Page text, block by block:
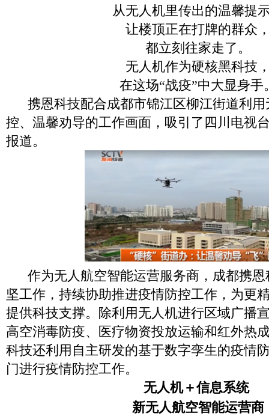
从无人机里传出的温馨提
让楼顶正在打牌的群众
都立刻往家走了。
无人机作为硬核黑科技
在这场“战疫”中大显身手
携恩科技配合成都市锦江区柳江街道利用
控、温馨劝导的工作画面，吸引了四川电视
报道。
作为无人航空智能运营服务商，成都携恩
坚工作，持续协助推进疫情防控工作，为更
提供科技支撑。除利用无人机进行区域广播
高空消毒防疫、医疗物资投放运输和红外热
科技还利用自主研发的基于数字孪生的疫情
门进行疫情防控工作。
无人机＋信息系统
新无人航空智能运营商